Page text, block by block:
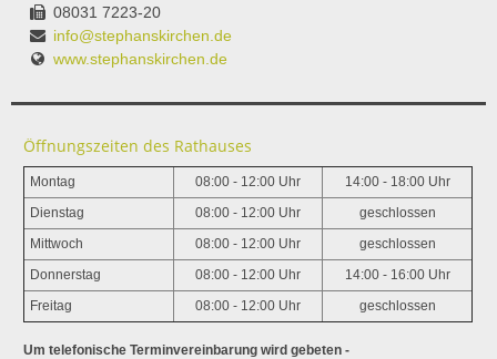
08031 7223-20
info@stephanskirchen.de
www.stephanskirchen.de
Öffnungszeiten des Rathauses
Montag 08:00 - 12:00 Uhr 14:00 - 18:00 Uhr
Dienstag 08:00 - 12:00 Uhr geschlossen
Mittwoch 08:00 - 12:00 Uhr geschlossen
Donnerstag 08:00 - 12:00 Uhr 14:00 - 16:00 Uhr
Freitag 08:00 - 12:00 Uhr geschlossen
Um telefonische Terminvereinbarung wird gebeten -